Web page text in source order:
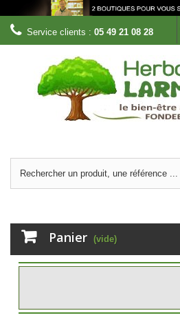
Service clients : 05 49 21 08 28
Panier (vide)